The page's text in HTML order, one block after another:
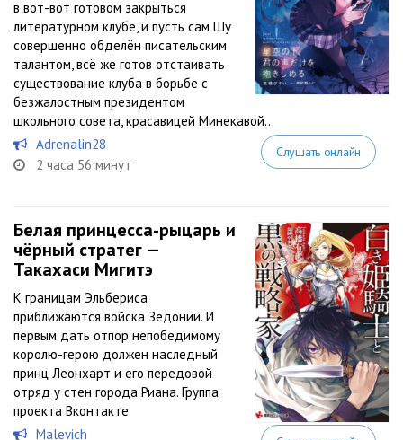
в вот-вот готовом закрыться
литературном клубе, и пусть сам Шу
совершенно обделён писательским
талантом, всё же готов отстаивать
существование клуба в борьбе с
безжалостным президентом
школьного совета, красавицей Минекавой...
Adrenalin28
2 часа 56 минут
Слушать онлайн
Белая принцесса-рыцарь и
чёрный стратег —
Такахаcи Мигитэ
К границам Эльбериса
приближаются войска Зедонии. И
первым дать отпор непобедимому
королю-герою должен наследный
принц Леонхарт и его передовой
отряд у стен города Риана. Группа
проекта Вконтакте
Malevich